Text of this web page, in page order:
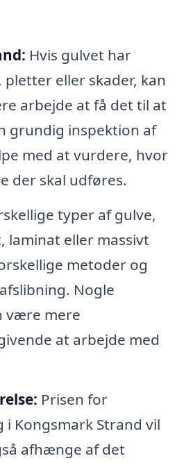
Hvis gulvet har
pletter eller skader, kan
arbejde at få det til at
grundig inspektion af
med at vurdere, hvor
der skal udføres.
typer af gulve,
laminat eller massivt
metoder og
Nogle
være mere
at arbejde med
Prisen for
i Kongsmark Strand vil
afhænge af det